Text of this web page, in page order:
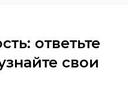
ответьте
свои